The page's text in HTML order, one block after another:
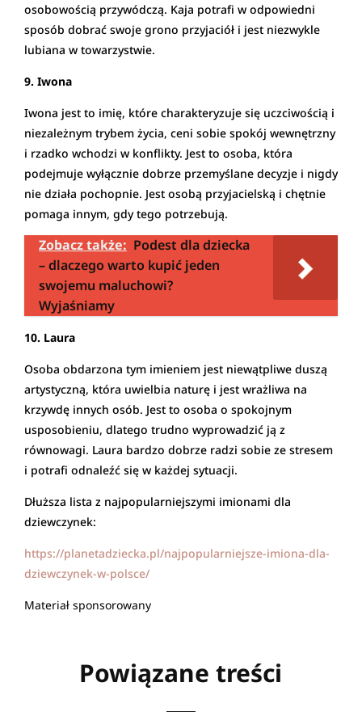
osobowością przywódczą. Kaja potrafi w odpowiedni
sposób dobrać swoje grono przyjaciół i jest niezwykle
lubiana w towarzystwie.
9. Iwona
Iwona jest to imię, które charakteryzuje się uczciwością i
niezależnym trybem życia, ceni sobie spokój wewnętrzny
i rzadko wchodzi w konflikty. Jest to osoba, która
podejmuje wyłącznie dobrze przemyślane decyzje i nigdy
nie działa pochopnie. Jest osobą przyjacielską i chętnie
pomaga innym, gdy tego potrzebują.
Zobacz także: Podest dla dziecka
– dlaczego warto kupić jeden
swojemu maluchowi?
Wyjaśniamy
10. Laura
Osoba obdarzona tym imieniem jest niewątpliwe duszą
artystyczną, która uwielbia naturę i jest wrażliwa na
krzywdę innych osób. Jest to osoba o spokojnym
usposobieniu, dlatego trudno wyprowadzić ją z
równowagi. Laura bardzo dobrze radzi sobie ze stresem
i potrafi odnaleźć się w każdej sytuacji.
Dłuższa lista z najpopularniejszymi imionami dla
dziewczynek:
https://planetadziecka.pl/najpopularniejsze-imiona-dla-
dziewczynek-w-polsce/
Materiał sponsorowany
Powiązane treści